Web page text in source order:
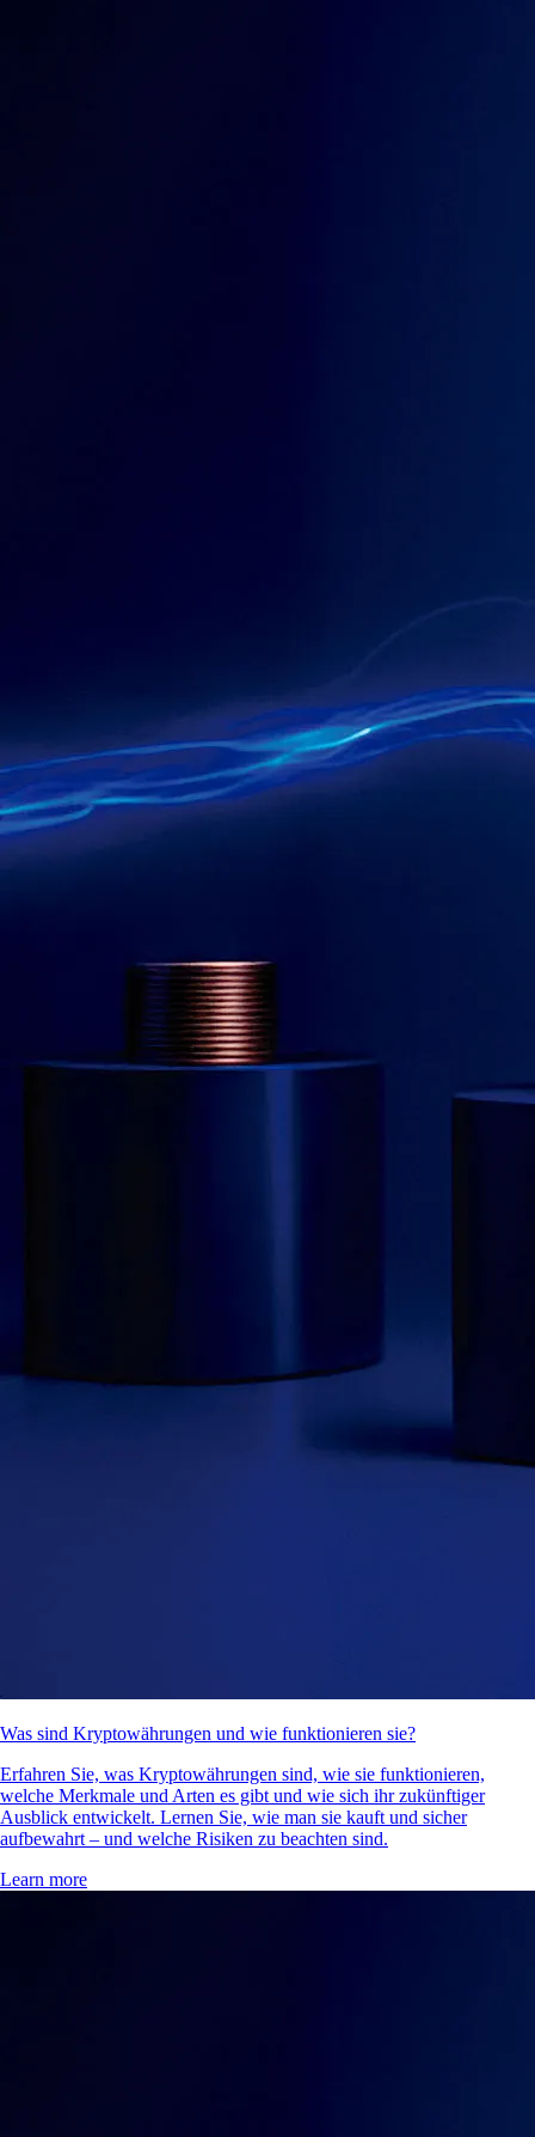
Was sind Kryptowährungen und wie funktionieren sie?
Erfahren Sie, was Kryptowährungen sind, wie sie funktionieren,
welche Merkmale und Arten es gibt und wie sich ihr zukünftiger
Ausblick entwickelt. Lernen Sie, wie man sie kauft und sicher
aufbewahrt – und welche Risiken zu beachten sind.
Learn more